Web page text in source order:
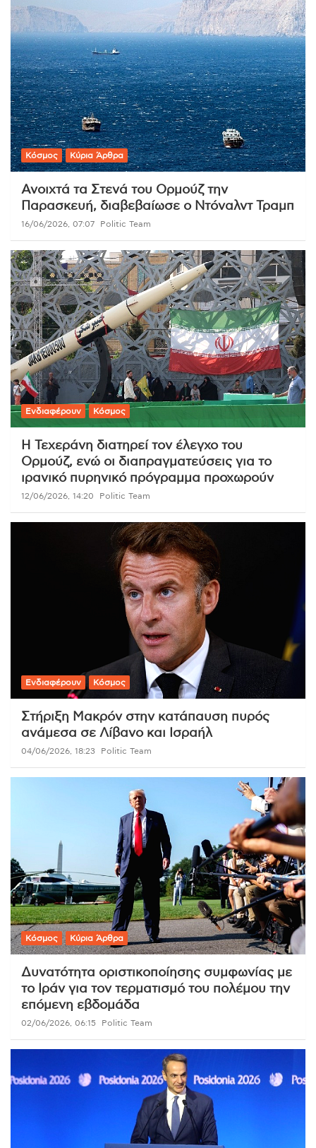
Κόσμος Κύρια Άρθρα
Ανοιχτά τα Στενά του Ορμούζ την
Παρασκευή, διαβεβαίωσε ο Ντόναλντ Τραμπ
16/06/2026, 07:07 Politic Team
Ενδιαφέρουν Κόσμος
Η Τεχεράνη διατηρεί τον έλεγχο του
Ορμούζ, ενώ οι διαπραγματεύσεις για το
ιρανικό πυρηνικό πρόγραμμα προχωρούν
12/06/2026, 14:20 Politic Team
Ενδιαφέρουν Κόσμος
Στήριξη Μακρόν στην κατάπαυση πυρός
ανάμεσα σε Λίβανο και Ισραήλ
04/06/2026, 18:23 Politic Team
Κόσμος Κύρια Άρθρα
Δυνατότητα οριστικοποίησης συμφωνίας με
το Ιράν για τον τερματισμό του πολέμου την
επόμενη εβδομάδα
02/06/2026, 06:15 Politic Team